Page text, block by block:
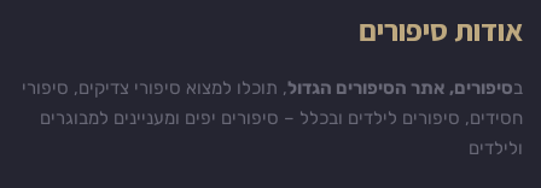
אודות סיפורים
בסיפורים, אתר הסיפורים הגדול, תוכלו למצוא סיפורי צדיקים, סיפורי
חסידים, סיפורים לילדים ובכלל – סיפורים יפים ומעניינים למבוגרים
ולילדים